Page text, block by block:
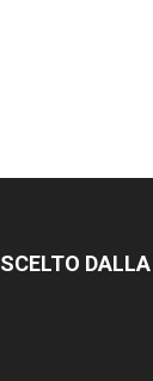
SCELTO